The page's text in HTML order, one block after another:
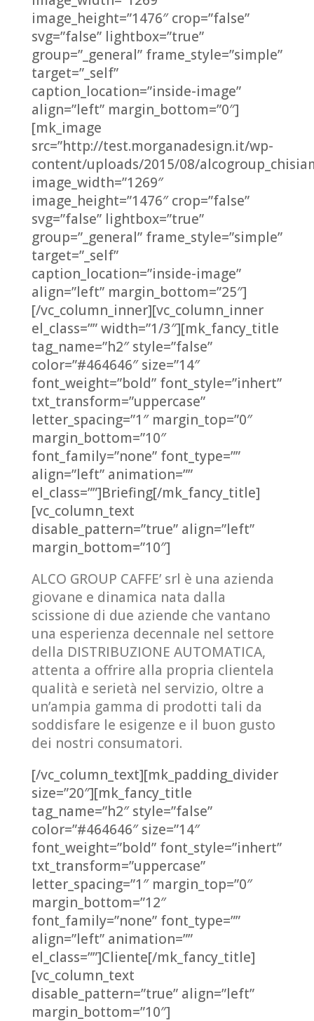
image_height=”1476″ crop=”false”
svg=”false” lightbox=”true”
group=”_general” frame_style=”simple”
target=”_self”
caption_location=”inside-image”
align=”left” margin_bottom=”0″]
[mk_image
src=”http://test.morganadesign.it/wp-
content/uploads/2015/08/
image_width=”1269″
image_height=”1476″ crop=”false”
svg=”false” lightbox=”true”
group=”_general” frame_style=”simple”
target=”_self”
caption_location=”inside-image”
align=”left” margin_bottom=”25″]
[/vc_column_inner][vc_column_inner
el_class=”” width=”1/3″][mk_fancy_title
tag_name=”h2″ style=”false”
color=”#464646″ size=”14″
font_weight=”bold” font_style=”inhert”
txt_transform=”uppercase”
letter_spacing=”1″ margin_top=”0″
margin_bottom=”10″
font_family=”none” font_type=””
align=”left” animation=””
el_class=””]Briefing[/mk_fancy_title]
[vc_column_text
disable_pattern=”true” align=”left”
margin_bottom=”10″]
ALCO GROUP CAFFE’ srl è una azienda
giovane e dinamica nata dalla
scissione di due aziende che vantano
una esperienza decennale nel settore
della DISTRIBUZIONE AUTOMATICA,
attenta a offrire alla propria clientela
qualità e serietà nel servizio, oltre a
un’ampia gamma di prodotti tali da
soddisfare le esigenze e il buon gusto
dei nostri consumatori.
[/vc_column_text][mk_padding_divider
size=”20″][mk_fancy_title
tag_name=”h2″ style=”false”
color=”#464646″ size=”14″
font_weight=”bold” font_style=”inhert”
txt_transform=”uppercase”
letter_spacing=”1″ margin_top=”0″
margin_bottom=”12″
font_family=”none” font_type=””
align=”left” animation=””
el_class=””]Cliente[/mk_fancy_title]
[vc_column_text
disable_pattern=”true” align=”left”
margin_bottom=”10″]